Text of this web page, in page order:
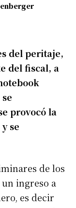
del peritaje,
del fiscal, a
provocó la
se
de los
ingreso a
es decir